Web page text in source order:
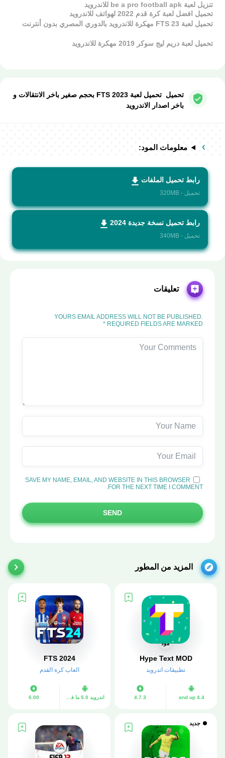
تنزيل لعبة be a pro football apk للاندرويد
تحميل افضل لعبة كرة قدم 2022 لهواتف للاندرويد
تحميل لعبة FTS 23 مهكرة للاندرويد بالدوري المصري بدون أنترنت
تحميل لعبة دريم ليج سوكر 2019 مهكرة للاندرويد
تحميل تحميل لعبة FTS 2023 بحجم صغير باخر الانتقالات و
باخر اصدار الاندرويد
معلومات المود:
رابط تحميل الملفات
تحميل - 320MB
رابط تحميل نسخة جديدة 2024
تحميل - 340MB
تعليقات
YOURS EMAIL ADDRESS WILL NOT BE PUBLISHED.
REQUIRED FIELDS ARE MARKED *
SAVE MY NAME, EMAIL, AND WEBSITE IN THIS BROWSER
FOR THE NEXT TIME I COMMENT.
SEND
المزيد من المطور
مود
Hype Text MOD
تطبيقات اندرويد
4.4 and up
4.7.3
FTS 2024
العاب كرة القدم
6.00
جديد